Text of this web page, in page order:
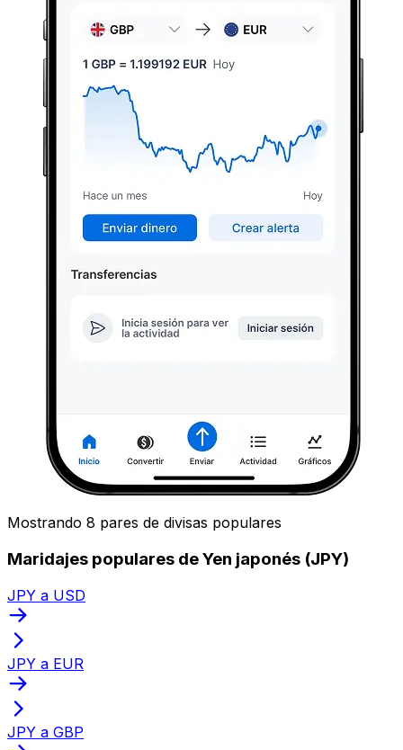
Mostrando 8 pares de divisas populares
Maridajes populares de Yen japonés (JPY)
JPY a USD
JPY a EUR
JPY a GBP